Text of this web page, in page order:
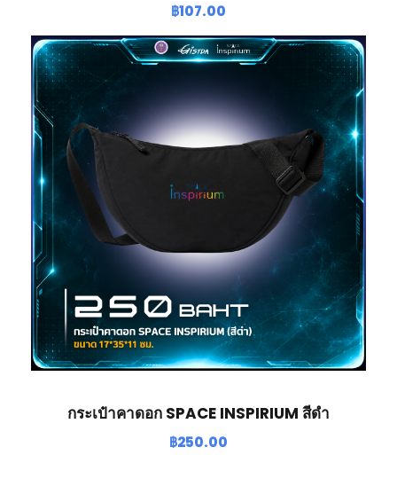
฿107.00
กระเป๋าคาดอก SPACE INSPIRIUM สีดำ
฿250.00